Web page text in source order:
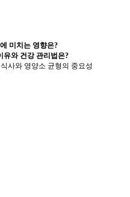
미치는 영향은?
유와 건강 관리법은?
사와 영양소 균형의 중요성